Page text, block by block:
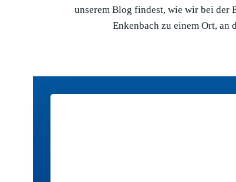
unserem Blog findest, wie wir bei der
Enkenbach zu einem Ort, an